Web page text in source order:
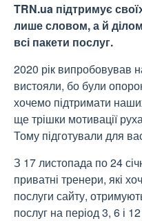
TRN.ua підтримує
лише словом, а й
всі пакети послуг.
2020 рік випробовував
вистояли, бо були
хочемо підтримати
ще трішки мотивації
Тому підготували для
З 17 листопада по 24
приватні тренери, які
послуги сайту,
послуг на період 3, 6 і